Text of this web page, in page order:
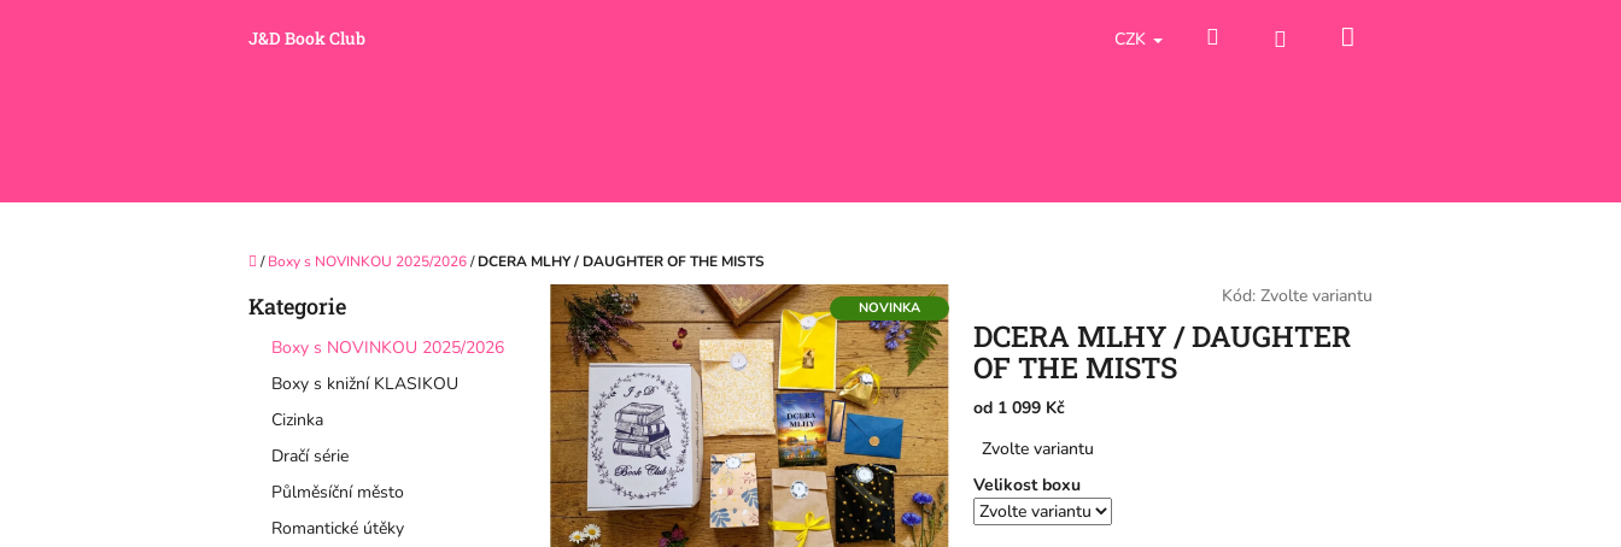
J&D Book Club CZK Hledat Přihlášení
Domů
/ Boxy s NOVINKOU 2025/2026/ DCERA MLHY / DAUGHTER OF THE MISTS
Přeskočit
Kategorie
Boxy s NOVINKOU 2025/2026
Boxy s knižní KLASIKOU
Cizinka
Dračí série
Půlměsíční město
Romantické útěky
NOVINKA
Kód: Zvolte variantu
DCERA MLHY / DAUGHTER
OF THE MISTS
od 1 099 Kč
cena:
Zvolte variantu
Velikost boxu